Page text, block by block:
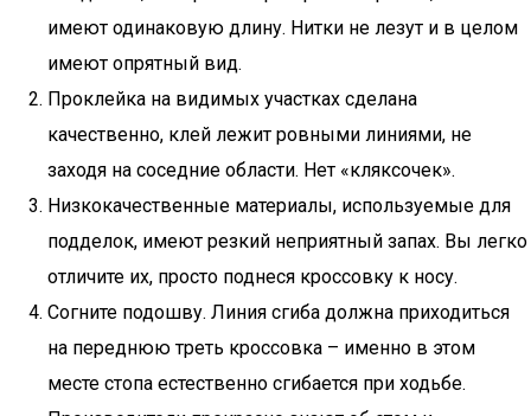
имеют одинаковую длину. Нитки не лезут и в целом
имеют опрятный вид.
Проклейка на видимых участках сделана
качественно, клей лежит ровными линиями, не
заходя на соседние области. Нет «кляксочек».
Низкокачественные материалы, используемые для
подделок, имеют резкий неприятный запах. Вы легко
отличите их, просто поднеся кроссовку к носу.
Согните подошву. Линия сгиба должна приходиться
на переднюю треть кроссовка – именно в этом
месте стопа естественно сгибается при ходьбе.